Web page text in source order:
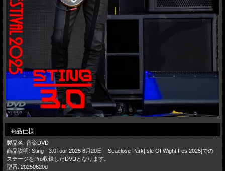
商品仕様
製品名: 音楽DVD
商品説明: Sting - 3.0Tour 2025 6月20日 Seaclose Park[Isle Of Wight Fes 2025]での
ステージをPro収録したDVDとなります。
型番: 20250620d